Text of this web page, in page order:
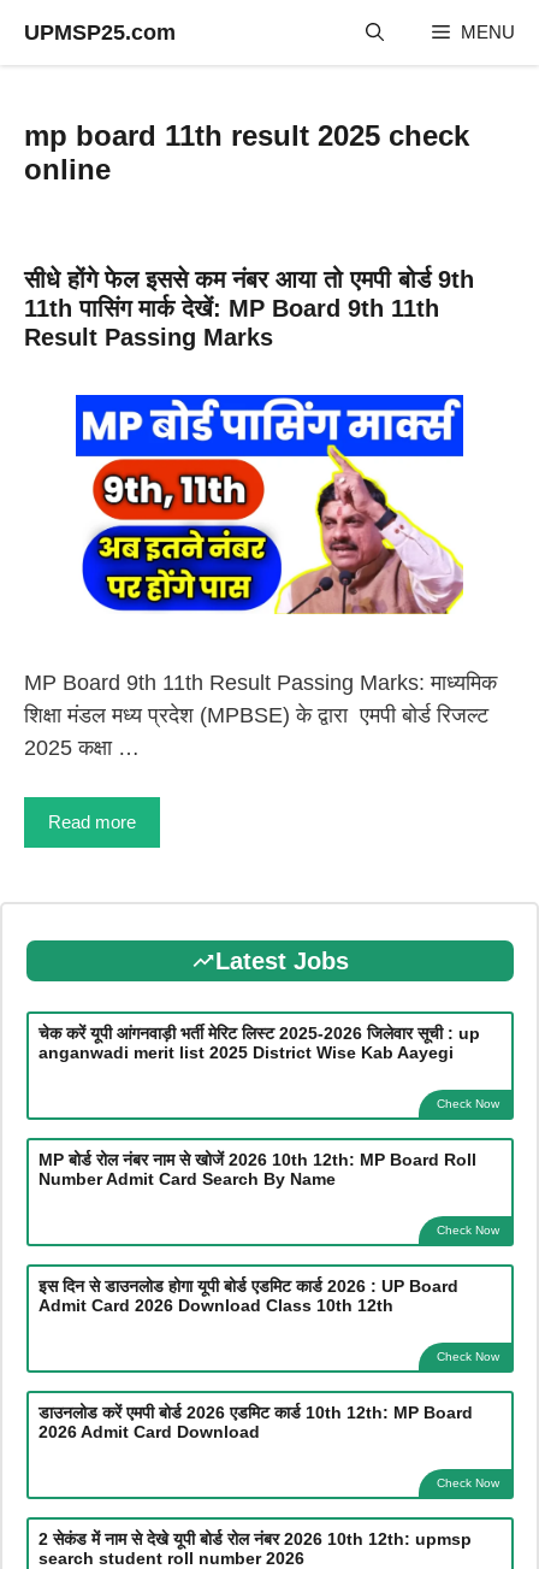
UPMSP25.com MENU
mp board 11th result 2025 check
online
सीधे होंगे फेल इससे कम नंबर आया तो एमपी बोर्ड 9th
11th पासिंग मार्क देखें: MP Board 9th 11th
Result Passing Marks
MP Board 9th 11th Result Passing Marks: माध्यमिक
शिक्षा मंडल मध्य प्रदेश (MPBSE) के द्वारा एमपी बोर्ड रिजल्ट
2025 कक्षा …
Read more
Latest Jobs
चेक करें यूपी आंगनवाड़ी भर्ती मेरिट लिस्ट 2025-2026 जिलेवार सूची : up
anganwadi merit list 2025 District Wise Kab Aayegi
Check Now
MP बोर्ड रोल नंबर नाम से खोजें 2026 10th 12th: MP Board Roll
Number Admit Card Search By Name
Check Now
इस दिन से डाउनलोड होगा यूपी बोर्ड एडमिट कार्ड 2026 : UP Board
Admit Card 2026 Download Class 10th 12th
Check Now
डाउनलोड करें एमपी बोर्ड 2026 एडमिट कार्ड 10th 12th: MP Board
2026 Admit Card Download
Check Now
2 सेकंड में नाम से देखे यूपी बोर्ड रोल नंबर 2026 10th 12th: upmsp
search student roll number 2026